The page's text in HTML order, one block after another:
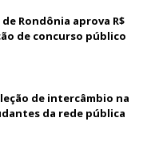
Rondônia aprova R$
de concurso público
de intercâmbio na
da rede pública